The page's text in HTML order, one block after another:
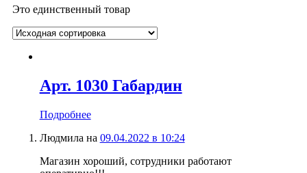
Это единственный товар
Арт. 1030 Габардин
Подробнее
Людмила на 09.04.2022 в 10:24
Магазин хороший, сотрудники работают